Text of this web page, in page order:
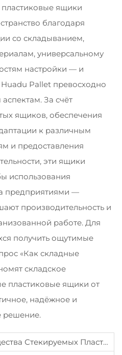
ящики
благодаря
со складыванием,
универсальному
настройки — и
Pallet превосходно
За счёт
ящиков, обеспечения
к различным
и предоставления
эти ящики
использования
предприятиями —
производительность и
работе. Для
получить ощутимые
«Как складные
складское
пластиковые ящики от
надёжное и
решение.
Пластиковых Контейнеров